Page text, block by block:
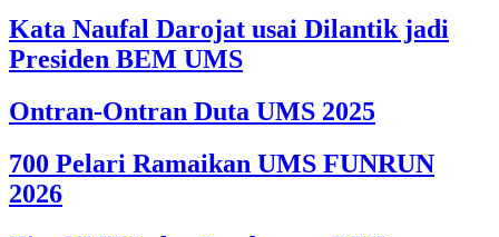
Kata Naufal Darojat usai Dilantik jadi
Presiden BEM UMS
Ontran-Ontran Duta UMS 2025
700 Pelari Ramaikan UMS FUNRUN
2026